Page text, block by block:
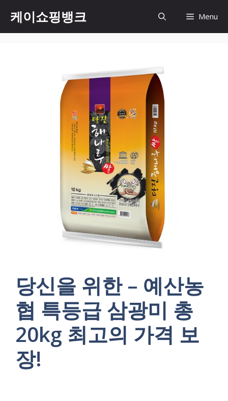
content
케이쇼핑뱅크 Menu
당신을 위한 – 예산농
협 특등급 삼광미 총
20kg 최고의 가격 보
장!